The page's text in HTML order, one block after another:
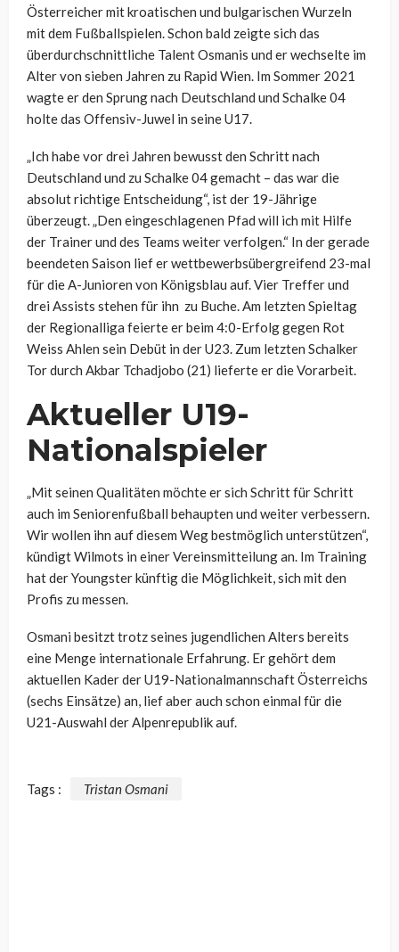
Österreicher mit kroatischen und bulgarischen Wurzeln
mit dem Fußballspielen. Schon bald zeigte sich das
überdurchschnittliche Talent Osmanis und er wechselte im
Alter von sieben Jahren zu Rapid Wien. Im Sommer 2021
wagte er den Sprung nach Deutschland und Schalke 04
holte das Offensiv-Juwel in seine U17.
„Ich habe vor drei Jahren bewusst den Schritt nach
Deutschland und zu Schalke 04 gemacht – das war die
absolut richtige Entscheidung“, ist der 19-Jährige
überzeugt. „Den eingeschlagenen Pfad will ich mit Hilfe
der Trainer und des Teams weiter verfolgen.“ In der gerade
beendeten Saison lief er wettbewerbsübergreifend 23-mal
für die A-Junioren von Königsblau auf. Vier Treffer und
drei Assists stehen für ihn zu Buche. Am letzten Spieltag
der Regionalliga feierte er beim 4:0-Erfolg gegen Rot
Weiss Ahlen sein Debüt in der U23. Zum letzten Schalker
Tor durch Akbar Tchadjobo (21) lieferte er die Vorarbeit.
Aktueller U19-
Nationalspieler
„Mit seinen Qualitäten möchte er sich Schritt für Schritt
auch im Seniorenfußball behaupten und weiter verbessern.
Wir wollen ihn auf diesem Weg bestmöglich unterstützen“,
kündigt Wilmots in einer Vereinsmitteilung an. Im Training
hat der Youngster künftig die Möglichkeit, sich mit den
Profis zu messen.
Osmani besitzt trotz seines jugendlichen Alters bereits
eine Menge internationale Erfahrung. Er gehört dem
aktuellen Kader der U19-Nationalmannschaft Österreichs
(sechs Einsätze) an, lief aber auch schon einmal für die
U21-Auswahl der Alpenrepublik auf.
Tags : Tristan Osmani